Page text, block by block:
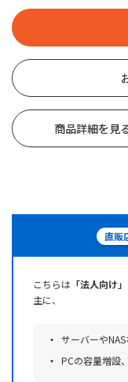
商品詳細を見
直販
こちらは 「法人向け」
主に、
サーバーや
PCの容量増設